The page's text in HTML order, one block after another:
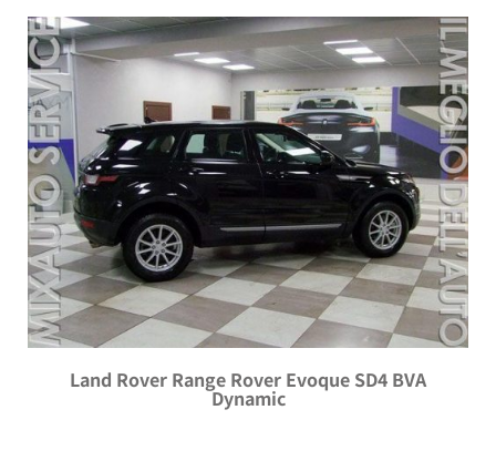
Land Rover Range Rover Evoque SD4 BVA
Dynamic